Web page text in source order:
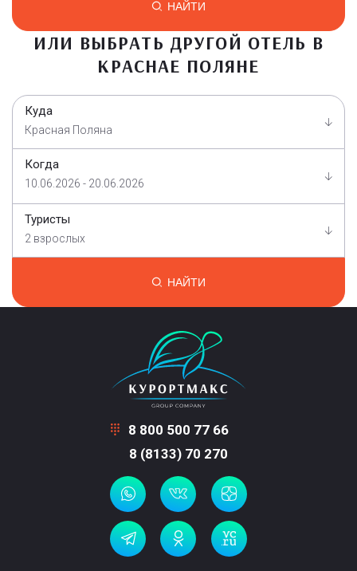
НАЙТИ
ИЛИ ВЫБРАТЬ ДРУГОЙ ОТЕЛЬ В
КРАСНАЕ ПОЛЯНЕ
Куда
Красная Поляна
Когда
10.06.2026 - 20.06.2026
Туристы
2 взрослых
НАЙТИ
8 800 500 77 66
8 (8133) 70 270